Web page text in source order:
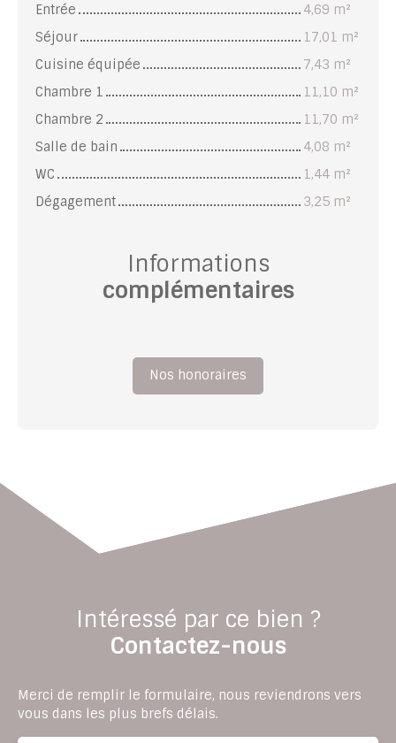
Entrée
4,69 m²
Séjour
17,01 m²
Cuisine équipée
7,43 m²
Chambre 1
11,10 m²
Chambre 2
11,70 m²
Salle de bain
4,08 m²
WC
1,44 m²
Dégagement
3,25 m²
Informations
complémentaires
Nos honoraires
Intéressé par ce bien ?
Contactez-nous
Merci de remplir le formulaire, nous reviendrons vers
vous dans les plus brefs délais.